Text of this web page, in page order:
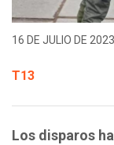
16 DE JULIO DE
T13
Los disparos